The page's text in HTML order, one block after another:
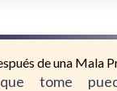
de una Mala
tome